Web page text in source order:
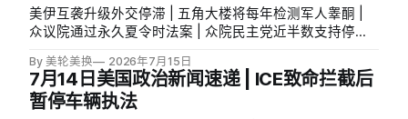
美伊互袭升级外交停滞 | 五角大楼将每年检测军人睾酮 |
众议院通过永久夏令时法案 | 众院民主党近半数支持停止
By 美轮美换 2026年7月15日
7月14日美国政治新闻速递 | ICE致命拦截后
暂停车辆执法